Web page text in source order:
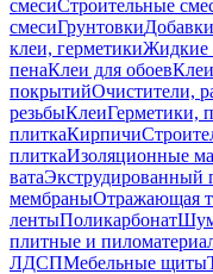
смесиСтроительные
смесиГрунтовки
клеи, герметикиЖидкие
пенаКлеи для обоев
покрытийОчистители,
резьбыКлеиГерметики,
плиткаКирпичи
плиткаИзоляционные
ватаЭкструдированный
мембраныОтражающая
лентыПоликарбонат
плитные и
ЛДСПМебельные щиты